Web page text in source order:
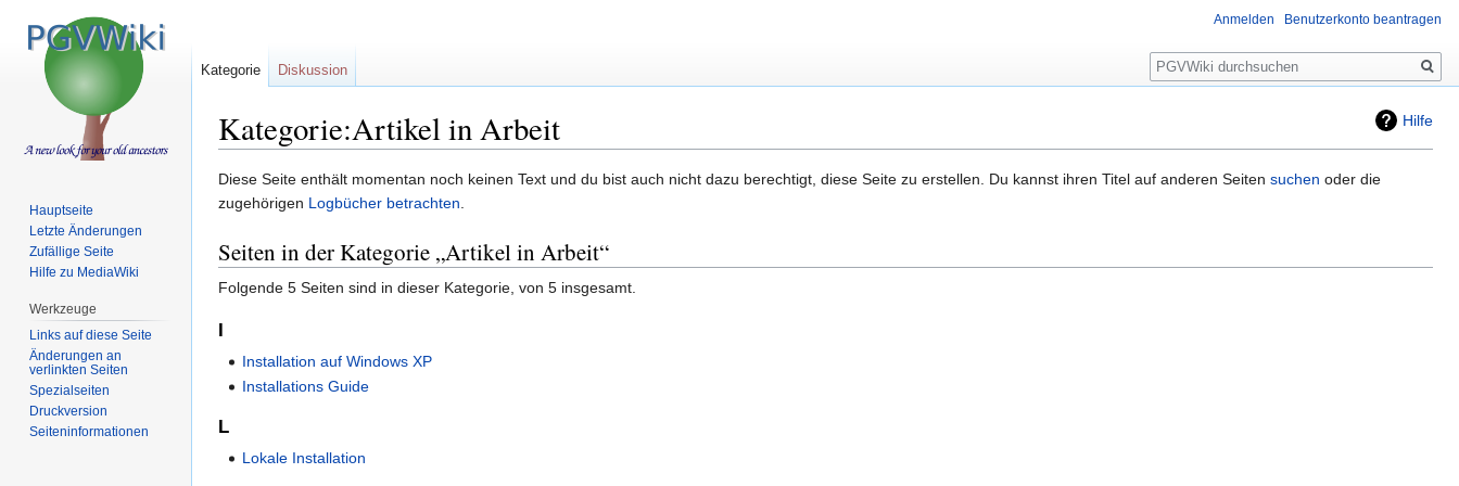
Hilfe
Kategorie:Artikel in Arbeit
Zur
Navigation
Zur
Suche
Diese Seite enthält momentan noch keinen Text und du bist auch nicht dazu berechtigt, diese Seite zu erstellen. Du kannst ihren Titel auf anderen Seiten suchen oder die
zugehörigen Logbücher betrachten.
Seiten in der Kategorie „Artikel in Arbeit“
Folgende 5 Seiten sind in dieser Kategorie, von 5 insgesamt.
I
Installation auf Windows XP
Installations Guide
L
Lokale Installation
Anmelden Benutzerkonto beantragen
Kategorie Diskussion
Suche
Hauptseite
Letzte Änderungen
Zufällige Seite
Hilfe zu MediaWiki
Werkzeuge
Links auf diese Seite
Änderungen an
verlinkten Seiten
Spezialseiten
Druckversion
Seiten­informationen